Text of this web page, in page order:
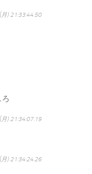
) 21:33:44.50
) 21:34:07.19
) 21:34:24.26